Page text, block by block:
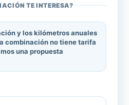
TE INTERESA?
y los kilómetros anuales
combinación no tiene tarifa
una propuesta